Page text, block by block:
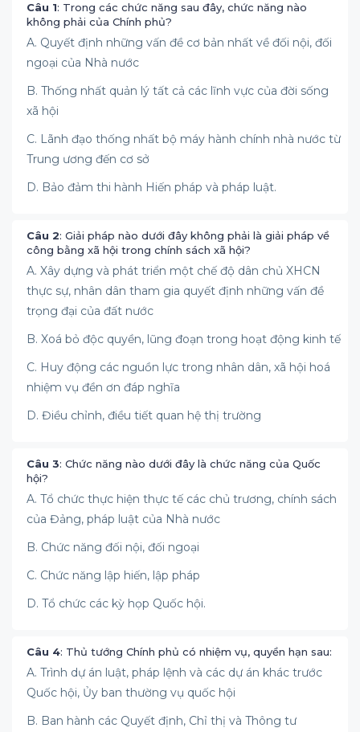
Câu 1: Trong các chức năng sau đây, chức năng nào
không phải của Chính phủ?
A. Quyết định những vấn đề cơ bản nhất về đối nội, đối
ngoại của Nhà nước
B. Thống nhất quản lý tất cả các lĩnh vực của đời sống
xã hội
C. Lãnh đạo thống nhất bộ máy hành chính nhà nước từ
Trung ương đến cơ sở
D. Bảo đảm thi hành Hiến pháp và pháp luật.
Câu 2: Giải pháp nào dưới đây không phải là giải pháp về
công bằng xã hội trong chính sách xã hội?
A. Xây dựng và phát triển một chế độ dân chủ XHCN
thực sự, nhân dân tham gia quyết định những vấn đề
trọng đại của đất nước
B. Xoá bỏ độc quyền, lũng đoạn trong hoạt động kinh tế
C. Huy động các nguồn lực trong nhân dân, xã hội hoá
nhiệm vụ đền ơn đáp nghĩa
D. Điều chỉnh, điều tiết quan hệ thị trường
Câu 3: Chức năng nào dưới đây là chức năng của Quốc
hội?
A. Tổ chức thực hiện thực tế các chủ trương, chính sách
của Đảng, pháp luật của Nhà nước
B. Chức năng đối nội, đối ngoại
C. Chức năng lập hiến, lập pháp
D. Tổ chức các kỳ họp Quốc hội.
Câu 4: Thủ tướng Chính phủ có nhiệm vụ, quyền hạn sau:
A. Trình dự án luật, pháp lệnh và các dự án khác trước
Quốc hội, Ủy ban thường vụ quốc hội
B. Ban hành các Quyết định, Chỉ thị và Thông tư